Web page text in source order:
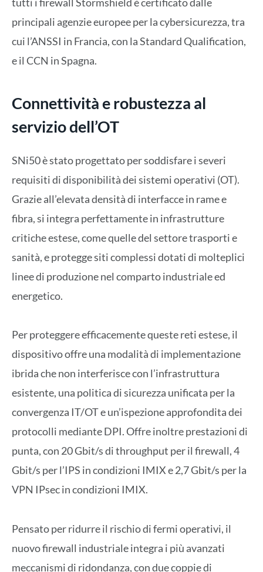
principali agenzie europee per la cybersicurezza, tra
cui l’ANSSI in Francia, con la Standard Qualification,
e il CCN in Spagna.
Connettività e robustezza al
servizio dell’OT
SNi50 è stato progettato per soddisfare i severi
requisiti di disponibilità dei sistemi operativi (OT).
Grazie all’elevata densità di interfacce in rame e
fibra, si integra perfettamente in infrastrutture
critiche estese, come quelle del settore trasporti e
sanità, e protegge siti complessi dotati di molteplici
linee di produzione nel comparto industriale ed
energetico.
Per proteggere efficacemente queste reti estese, il
dispositivo offre una modalità di implementazione
ibrida che non interferisce con l’infrastruttura
esistente, una politica di sicurezza unificata per la
convergenza IT/OT e un’ispezione approfondita dei
protocolli mediante DPI. Offre inoltre prestazioni di
punta, con 20 Gbit/s di throughput per il firewall, 4
Gbit/s per l’IPS in condizioni IMIX e 2,7 Gbit/s per la
VPN IPsec in condizioni IMIX.
Pensato per ridurre il rischio di fermi operativi, il
nuovo firewall industriale integra i più avanzati
meccanismi di ridondanza, con due coppie di